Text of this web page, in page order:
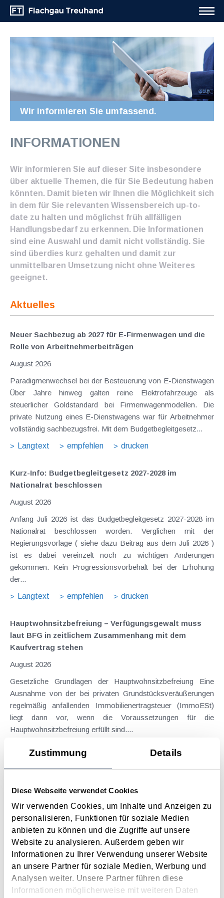
Zustimmung Details
Diese Webseite verwendet Cookies
Wir verwenden Cookies, um Inhalte und Anzeigen zu
personalisieren, Funktionen für soziale Medien
anbieten zu können und die Zugriffe auf unsere
Website zu analysieren. Außerdem geben wir
Informationen zu Ihrer Verwendung unserer Website
an unsere Partner für soziale Medien, Werbung und
Analysen weiter. Unsere Partner führen diese
Informationen möglicherweise mit weiteren Daten
Wir informieren Sie umfassend.
INFORMATIONEN
Wir informieren Sie auf dieser Site insbesondere
über aktuelle Themen, die für Sie Bedeutung haben
könnten. Damit bieten wir Ihnen die Möglichkeit sich
in dem für Sie relevanten Wissensbereich up-to-
date zu halten und möglichst früh allfälligen
Handlungsbedarf zu erkennen. Die Informationen
sind eine Auswahl und damit nicht vollständig. Sie
sind überdies kurz gehalten und damit zur
unmittelbaren Umsetzung nicht ohne Weiteres
geeignet.
Aktuelles
Neuer Sachbezug ab 2027 für E-Firmenwagen und die
Rolle von Arbeitnehmer​­beiträgen
August 2026
Paradigmenwechsel bei der Besteuerung von E-Dienstwagen
Über Jahre hinweg galten reine Elektrofahrzeuge als
steuerlicher Goldstandard bei Firmenwagenmodellen. Die
private Nutzung eines E-Dienstwagens war für Arbeitnehmer
vollständig sachbezugsfrei. Mit dem Budgetbegleitgesetz...
Langtext
empfehlen drucken
Kurz-Info: Budgetbegleitgesetz 2027-2028 im
Nationalrat beschlossen
August 2026
Anfang Juli 2026 ist das Budgetbegleitgesetz 2027-2028 im
Nationalrat beschlossen worden. Verglichen mit der
Regierungsvorlage ( siehe dazu Beitrag aus dem Juli 2026 )
ist es dabei vereinzelt noch zu wichtigen Änderungen
gekommen. Kein Progressionsvorbehalt bei der Erhöhung
der...
Langtext
empfehlen drucken
Hauptwohnsitz​­befreiung – Verfügungsgewalt muss
laut BFG in zeitlichem Zusammenhang mit dem
Kaufvertrag stehen
August 2026
Gesetzliche Grundlagen der Hauptwohnsitzbefreiung Eine
Ausnahme von der bei privaten Grundstücksveräußerungen
regelmäßig anfallenden Immobilienertragsteuer (ImmoESt)
liegt dann vor, wenn die Voraussetzungen für die
Hauptwohnsitzbefreiung erfüllt sind....
August 2026
Problemstellung und rechtlicher Hintergrund Tagesgelder
sollen Verpflegungsmehraufwendungen ausgleichen, welche
im Zuge von Dienstreisen (beruflich bedingten Reisen) durch
die Unkenntnis über die lokale Gastronomie resultieren –
typischerweise stellt sich das Problem in der...
Langtext